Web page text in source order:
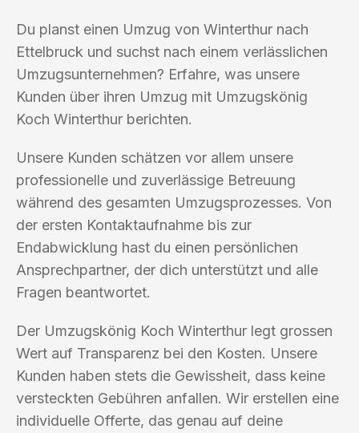
Du planst einen Umzug von Winterthur nach
Ettelbruck und suchst nach einem verlässlichen
Umzugsunternehmen? Erfahre, was unsere
Kunden über ihren Umzug mit Umzugskönig
Koch Winterthur berichten.
Unsere Kunden schätzen vor allem unsere
professionelle und zuverlässige Betreuung
während des gesamten Umzugsprozesses. Von
der ersten Kontaktaufnahme bis zur
Endabwicklung hast du einen persönlichen
Ansprechpartner, der dich unterstützt und alle
Fragen beantwortet.
Der Umzugskönig Koch Winterthur legt grossen
Wert auf Transparenz bei den Kosten. Unsere
Kunden haben stets die Gewissheit, dass keine
versteckten Gebühren anfallen. Wir erstellen eine
individuelle Offerte, das genau auf deine